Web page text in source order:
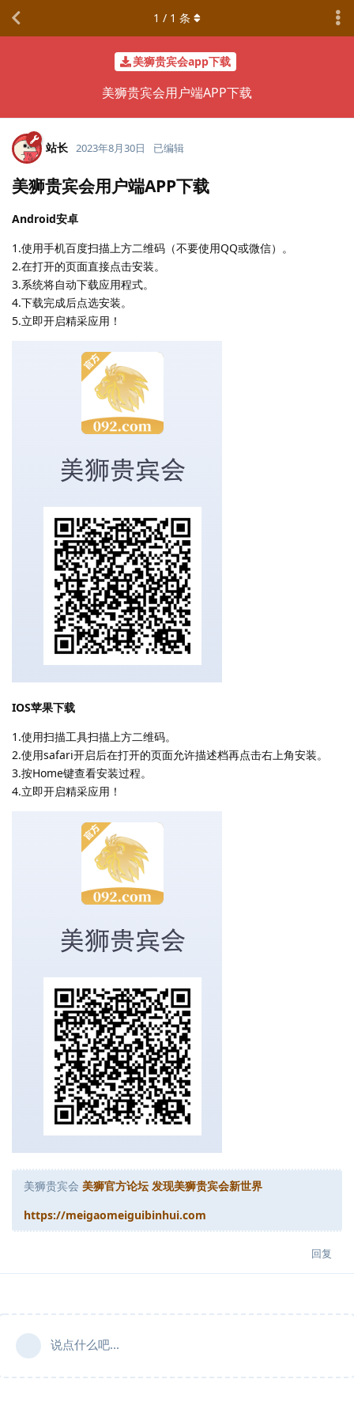
美狮贵宾会app下载
美狮贵宾会用户端APP下载
1 / 1 条
站长 2023年8月30日 已编辑
美狮贵宾会用户端APP下载
Android安卓
1.使用手机百度扫描上方二维码（不要使用QQ或微信）。
2.在打开的页面直接点击安装。
3.系统将自动下载应用程式。
4.下载完成后点选安装。
5.立即开启精采应用！
IOS苹果下载
1.使用扫描工具扫描上方二维码。
2.使用safari开启后在打开的页面允许描述档再点击右上角安装。
3.按Home键查看安装过程。
4.立即开启精采应用！
美狮贵宾会 美狮官方论坛 发现美狮贵宾会新世界
https://meigaomeiguibinhui.com
回复
说点什么吧...